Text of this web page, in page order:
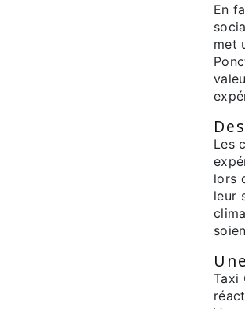
En
met
Les
lors
leur
Taxi